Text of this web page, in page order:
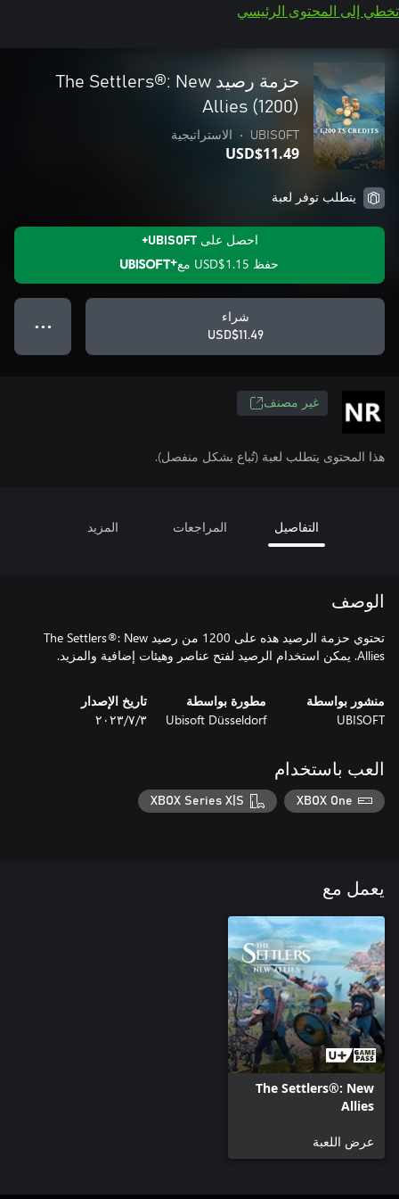
تخطي إلى المحتوى الرئيسي
حزمة رصيد The Settlers®: New
Allies (1200)
UBISOFT
• الاستراتيجية
USD$11.49
يتطلب توفر لعبة
احصل على UBISOFT+
حفظ USD$1.15 مع
شراء
USD$11.49
● ● ●
غير مصنف
هذا المحتوى يتطلب لعبة (تُباع بشكل منفصل).
التفاصيل المراجعات المزيد
الوصف
تحتوي حزمة الرصيد هذه على 1200 من رصيد The Settlers®: New
Allies. يمكن استخدام الرصيد لفتح عناصر وهيئات إضافية والمزيد.
منشور بواسطة
UBISOFT
مطورة بواسطة
Ubisoft Düsseldorf
تاريخ الإصدار
٣‏/٧‏/٢٠٢٣
العب باستخدام
XBOX One
XBOX Series X|S
يعمل مع
The Settlers®: New
Allies
عرض اللعبة